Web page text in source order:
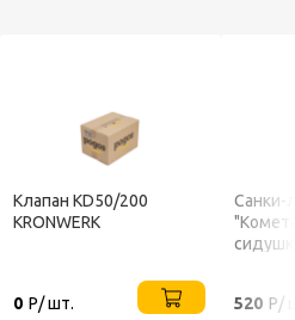
Клапан KD50/200
KRONWERK
0 Р/ шт.
Санки-
520 Р/